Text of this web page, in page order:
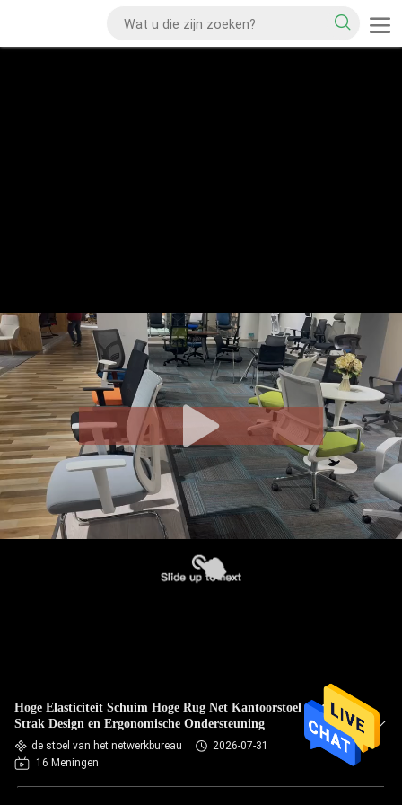
Hoge Elasticiteit Schuim Hoge Rug Net Kantoorstoel met
Strak Design en Ergonomische Ondersteuning
de stoel van het netwerkbureau
2026-07-31
16 Meningen